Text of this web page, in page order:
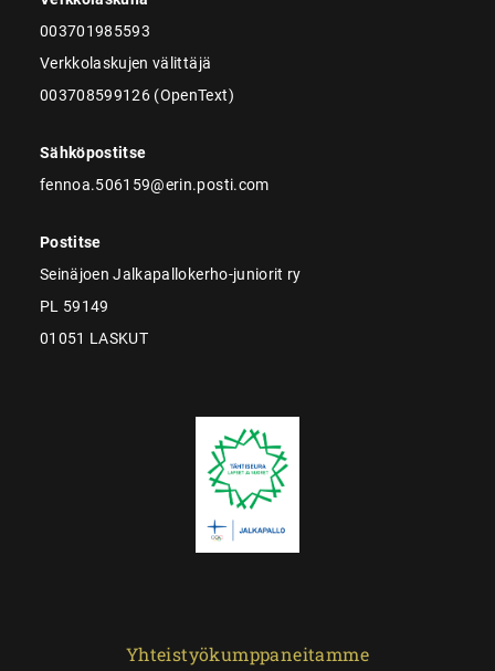
003701985593
Verkkolaskujen välittäjä
003708599126 (OpenText)
Sähköpostitse
fennoa.506159@erin.posti.com
Postitse
Seinäjoen Jalkapallokerho-juniorit ry
PL 59149
01051 LASKUT
Yhteistyökumppaneitamme